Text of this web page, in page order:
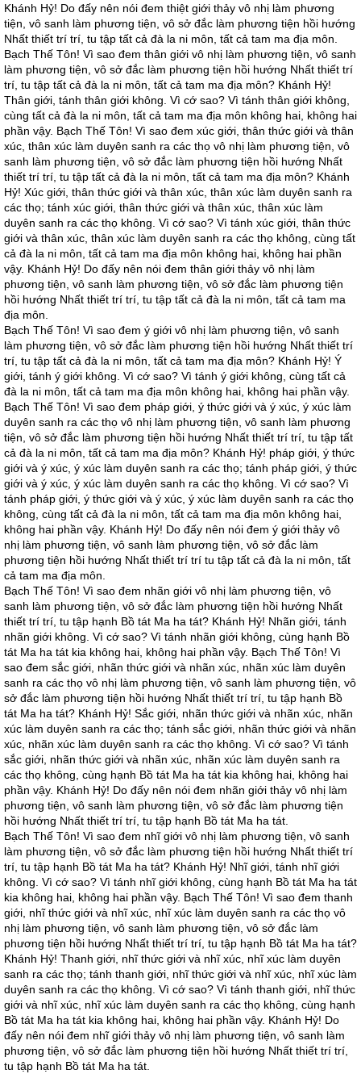
Khánh Hỷ! Do đấy nên nói đem thiệt giới thảy vô nhị làm phương
tiện, vô sanh làm phương tiện, vô sở đắc làm phương tiện hồi hướng
Nhất thiết trí trí, tu tập tất cả đà la ni môn, tất cả tam ma địa môn.
Bạch Thế Tôn! Vì sao đem thân giới vô nhị làm phương tiện, vô sanh
làm phương tiện, vô sở đắc làm phương tiện hồi hướng Nhất thiết trí
trí, tu tập tất cả đà la ni môn, tất cả tam ma địa môn? Khánh Hỷ!
Thân giới, tánh thân giới không. Vì cớ sao? Vì tánh thân giới không,
cùng tất cả đà la ni môn, tất cả tam ma địa môn không hai, không hai
phần vậy. Bạch Thế Tôn! Vì sao đem xúc giới, thân thức giới và thân
xúc, thân xúc làm duyên sanh ra các thọ vô nhị làm phương tiện, vô
sanh làm phương tiện, vô sở đắc làm phương tiện hồi hướng Nhất
thiết trí trí, tu tập tất cả đà la ni môn, tất cả tam ma địa môn? Khánh
Hỷ! Xúc giới, thân thức giới và thân xúc, thân xúc làm duyên sanh ra
các thọ; tánh xúc giới, thân thức giới và thân xúc, thân xúc làm
duyên sanh ra các thọ không. Vì cớ sao? Vì tánh xúc giới, thân thức
giới và thân xúc, thân xúc làm duyên sanh ra các thọ không, cùng tất
cả đà la ni môn, tất cả tam ma địa môn không hai, không hai phần
vậy. Khánh Hỷ! Do đấy nên nói đem thân giới thảy vô nhị làm
phương tiện, vô sanh làm phương tiện, vô sở đắc làm phương tiện
hồi hướng Nhất thiết trí trí, tu tập tất cả đà la ni môn, tất cả tam ma
địa môn.
Bạch Thế Tôn! Vì sao đem ý giới vô nhị làm phương tiện, vô sanh
làm phương tiện, vô sở đắc làm phương tiện hồi hướng Nhất thiết trí
trí, tu tập tất cả đà la ni môn, tất cả tam ma địa môn? Khánh Hỷ! Ý
giới, tánh ý giới không. Vì cớ sao? Vì tánh ý giới không, cùng tất cả
đà la ni môn, tất cả tam ma địa môn không hai, không hai phần vậy.
Bạch Thế Tôn! Vì sao đem pháp giới, ý thức giới và ý xúc, ý xúc làm
duyên sanh ra các thọ vô nhị làm phương tiện, vô sanh làm phương
tiện, vô sở đắc làm phương tiện hồi hướng Nhất thiết trí trí, tu tập tất
cả đà la ni môn, tất cả tam ma địa môn? Khánh Hỷ! pháp giới, ý thức
giới và ý xúc, ý xúc làm duyên sanh ra các thọ; tánh pháp giới, ý thức
giới và ý xúc, ý xúc làm duyên sanh ra các thọ không. Vì cớ sao? Vì
tánh pháp giới, ý thức giới và ý xúc, ý xúc làm duyên sanh ra các thọ
không, cùng tất cả đà la ni môn, tất cả tam ma địa môn không hai,
không hai phần vậy. Khánh Hỷ! Do đấy nên nói đem ý giới thảy vô
nhị làm phương tiện, vô sanh làm phương tiện, vô sở đắc làm
phương tiện hồi hướng Nhất thiết trí trí tu tập tất cả đà la ni môn, tất
cả tam ma địa môn.
Bạch Thế Tôn! Vì sao đem nhãn giới vô nhị làm phương tiện, vô
sanh làm phương tiện, vô sở đắc làm phương tiện hồi hướng Nhất
thiết trí trí, tu tập hạnh Bồ tát Ma ha tát? Khánh Hỷ! Nhãn giới, tánh
nhãn giới không. Vì cớ sao? Vì tánh nhãn giới không, cùng hạnh Bồ
tát Ma ha tát kia không hai, không hai phần vậy. Bạch Thế Tôn! Vì
sao đem sắc giới, nhãn thức giới và nhãn xúc, nhãn xúc làm duyên
sanh ra các thọ vô nhị làm phương tiện, vô sanh làm phương tiện, vô
sở đắc làm phương tiện hồi hướng Nhất thiết trí trí, tu tập hạnh Bồ
tát Ma ha tát? Khánh Hỷ! Sắc giới, nhãn thức giới và nhãn xúc, nhãn
xúc làm duyên sanh ra các thọ; tánh sắc giới, nhãn thức giới và nhãn
xúc, nhãn xúc làm duyên sanh ra các thọ không. Vì cớ sao? Vì tánh
sắc giới, nhãn thức giới và nhãn xúc, nhãn xúc làm duyên sanh ra
các thọ không, cùng hạnh Bồ tát Ma ha tát kia không hai, không hai
phần vậy. Khánh Hỷ! Do đấy nên nói đem nhãn giới thảy vô nhị làm
phương tiện, vô sanh làm phương tiện, vô sở đắc làm phương tiện
hồi hướng Nhất thiết trí trí, tu tập hạnh Bồ tát Ma ha tát.
Bạch Thế Tôn! Vì sao đem nhĩ giới vô nhị làm phương tiện, vô sanh
làm phương tiện, vô sở đắc làm phương tiện hồi hướng Nhất thiết trí
trí, tu tập hạnh Bồ tát Ma ha tát? Khánh Hỷ! Nhĩ giới, tánh nhĩ giới
không. Vì cớ sao? Vì tánh nhĩ giới không, cùng hạnh Bồ tát Ma ha tát
kia không hai, không hai phần vậy. Bạch Thế Tôn! Vì sao đem thanh
giới, nhĩ thức giới và nhĩ xúc, nhĩ xúc làm duyên sanh ra các thọ vô
nhị làm phương tiện, vô sanh làm phương tiện, vô sở đắc làm
phương tiện hồi hướng Nhất thiết trí trí, tu tập hạnh Bồ tát Ma ha tát?
Khánh Hỷ! Thanh giới, nhĩ thức giới và nhĩ xúc, nhĩ xúc làm duyên
sanh ra các thọ; tánh thanh giới, nhĩ thức giới và nhĩ xúc, nhĩ xúc làm
duyên sanh ra các thọ không. Vì cớ sao? Vì tánh thanh giới, nhĩ thức
giới và nhĩ xúc, nhĩ xúc làm duyên sanh ra các thọ không, cùng hạnh
Bồ tát Ma ha tát kia không hai, không hai phần vậy. Khánh Hỷ! Do
đấy nên nói đem nhĩ giới thảy vô nhị làm phương tiện, vô sanh làm
phương tiện, vô sở đắc làm phương tiện hồi hướng Nhất thiết trí trí,
tu tập hạnh Bồ tát Ma ha tát.